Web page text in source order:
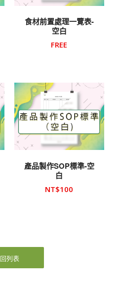
食材前置處理一覽表-
空白
FREE
產品製作SOP標準-空
白
NT$100
回列表